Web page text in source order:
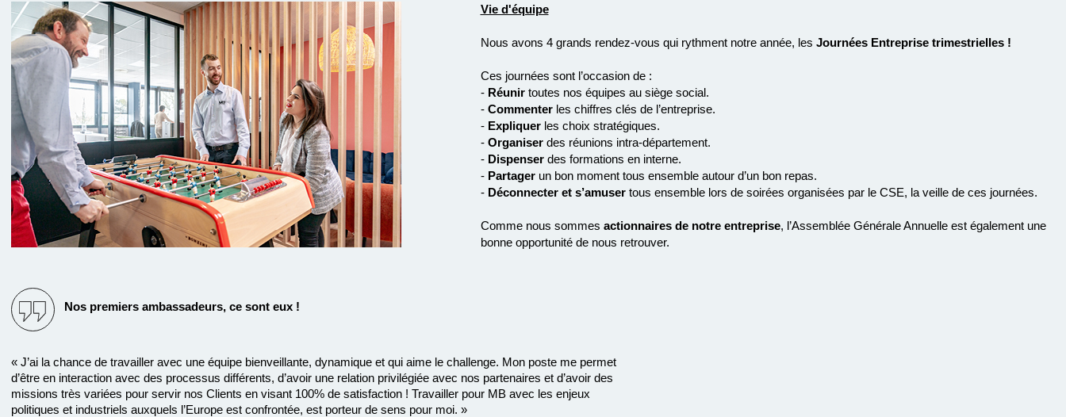
Vie d'équipe
Nous avons 4 grands rendez-vous qui rythment notre année, les Journées Entreprise trimestrielles !
Ces journées sont l’occasion de :
- Réunirtoutes nos équipes au siège social.
- Commenterles chiffres clés de l’entreprise.
- Expliquerles choix stratégiques.
- Organiserdes réunions intra-département.
- Dispenserdes formations en interne.
- Partagerun bon moment tous ensemble autour d’un bon repas.
- Déconnecter et s’amusertous ensemble lors de soirées organisées par le CSE, la veille de ces journées.
Comme nous sommes actionnaires de notre entreprise, l’Assemblée Générale Annuelle est également une
bonne opportunité de nous retrouver.
Nos premiers ambassadeurs, ce sont eux !
« J’ai la chance de travailler avec une équipe bienveillante, dynamique et qui aime le challenge. Mon poste me permet
d’être en interaction avec des processus différents, d’avoir une relation privilégiée avec nos partenaires et d’avoir des
missions très variées pour servir nos Clients en visant 100% de satisfaction ! Travailler pour MB avec les enjeux
politiques et industriels auxquels l’Europe est confrontée, est porteur de sens pour moi. »